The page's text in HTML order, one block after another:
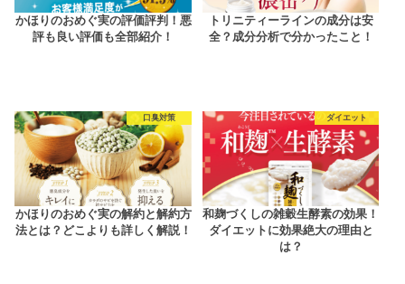
かほりのおめぐ実の評価評判！悪
評も良い評価も全部紹介！
トリニティーラインの成分は安
全？成分分析で分かったこと！
口臭対策
かほりのおめぐ実の解約と解約方
法とは？どこよりも詳しく解説！
ダイエット
和麹づくしの雑穀生酵素の効果！
ダイエットに効果絶大の理由と
は？